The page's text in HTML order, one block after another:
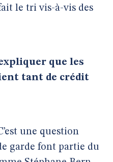
le tri vis-à-vis des
que les
tant de crédit
une question
garde font partie du